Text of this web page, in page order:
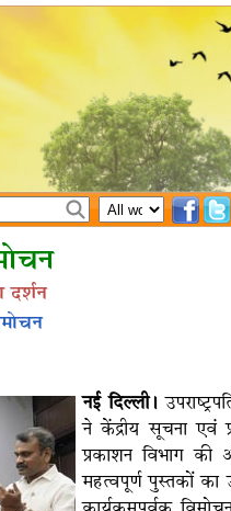
दर्शन
नई दिल्ली।
ने केंद्रीय सूचना एवं
प्रकाशन विभाग की
महत्वपूर्ण पुस्तकों का